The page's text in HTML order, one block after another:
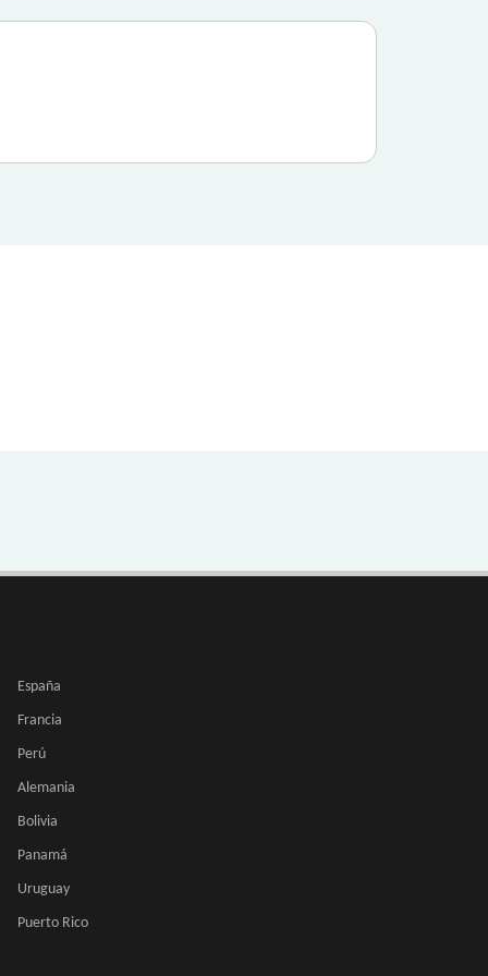
España
Francia
Perú
Alemania
Bolivia
Panamá
Uruguay
Puerto Rico